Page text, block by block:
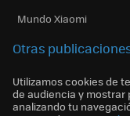
Mundo Xiaomi
Otras
Utilizamos cookies de
de audiencia y mostrar
analizando tu